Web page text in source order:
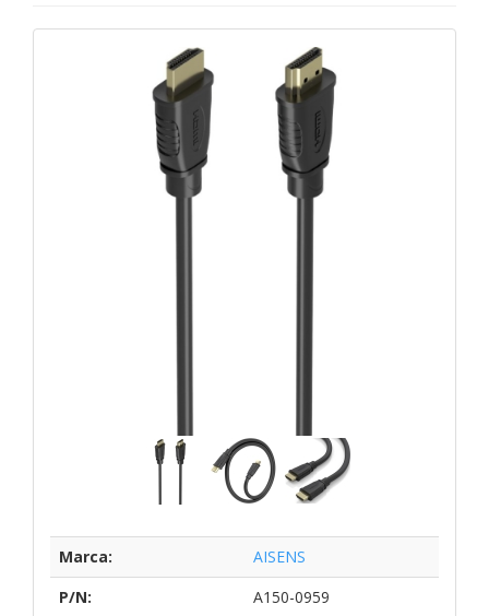
Marca:
AISENS
P/N:
A150-0959